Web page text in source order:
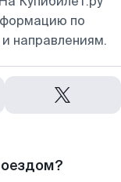
по
направлениям.